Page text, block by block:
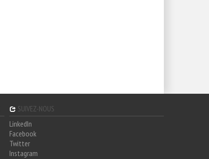
SUIVEZ-NOUS
LinkedIn
Facebook
Twitter
Instagram